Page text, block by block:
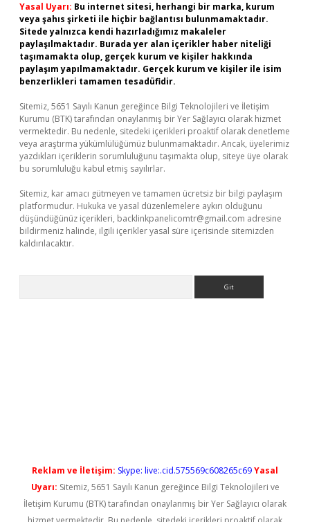
Yasal Uyarı: Bu internet sitesi, herhangi bir marka, kurum
veya şahıs şirketi ile hiçbir bağlantısı bulunmamaktadır.
Sitede yalnızca kendi hazırladığımız makaleler
paylaşılmaktadır. Burada yer alan içerikler haber niteliği
taşımamakta olup, gerçek kurum ve kişiler hakkında
paylaşım yapılmamaktadır. Gerçek kurum ve kişiler ile isim
benzerlikleri tamamen tesadüfidir.
Sitemiz, 5651 Sayılı Kanun gereğince Bilgi Teknolojileri ve İletişim
Kurumu (BTK) tarafından onaylanmış bir Yer Sağlayıcı olarak hizmet
vermektedir. Bu nedenle, sitedeki içerikleri proaktif olarak denetleme
veya araştırma yükümlülüğümüz bulunmamaktadır. Ancak, üyelerimiz
yazdıkları içeriklerin sorumluluğunu taşımakta olup, siteye üye olarak
bu sorumluluğu kabul etmiş sayılırlar.
Sitemiz, kar amacı gütmeyen ve tamamen ücretsiz bir bilgi paylaşım
platformudur. Hukuka ve yasal düzenlemelere aykırı olduğunu
düşündüğünüz içerikleri, backlinkpanelicomtr@gmail.com adresine
bildirmeniz halinde, ilgili içerikler yasal süre içerisinde sitemizden
kaldırılacaktır.
Reklam ve İletişim: Skype: live:.cid.575569c608265c69Yasal
Uyarı: Sitemiz, 5651 Sayılı Kanun gereğince Bilgi Teknolojileri ve
İletişim Kurumu (BTK) tarafından onaylanmış bir Yer Sağlayıcı olarak